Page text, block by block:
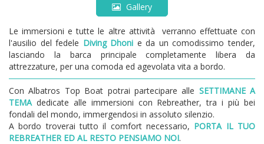
Gallery
Le immersioni e tutte le altre attività verranno effettuate con
l'ausilio del fedele Diving Dhoni e da un comodissimo tender,
lasciando la barca principale completamente libera da
attrezzature, per una comoda ed agevolata vita a bordo.
Con Albatros Top Boat potrai partecipare alle SETTIMANE A
TEMAdedicate alle immersioni con Rebreather, tra i più bei
fondali del mondo, immergendosi in assoluto silenzio.
A bordo troverai tutto il comfort necessario, PORTA IL TUO
REBREATHER ED AL RESTO PENSIAMO NOI.